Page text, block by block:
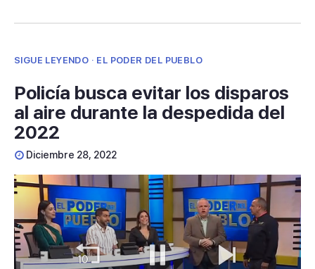
SIGUE LEYENDO · EL PODER DEL PUEBLO
Policía busca evitar los disparos
al aire durante la despedida del
2022
Diciembre 28, 2022